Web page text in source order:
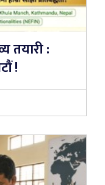
तयारी :
!